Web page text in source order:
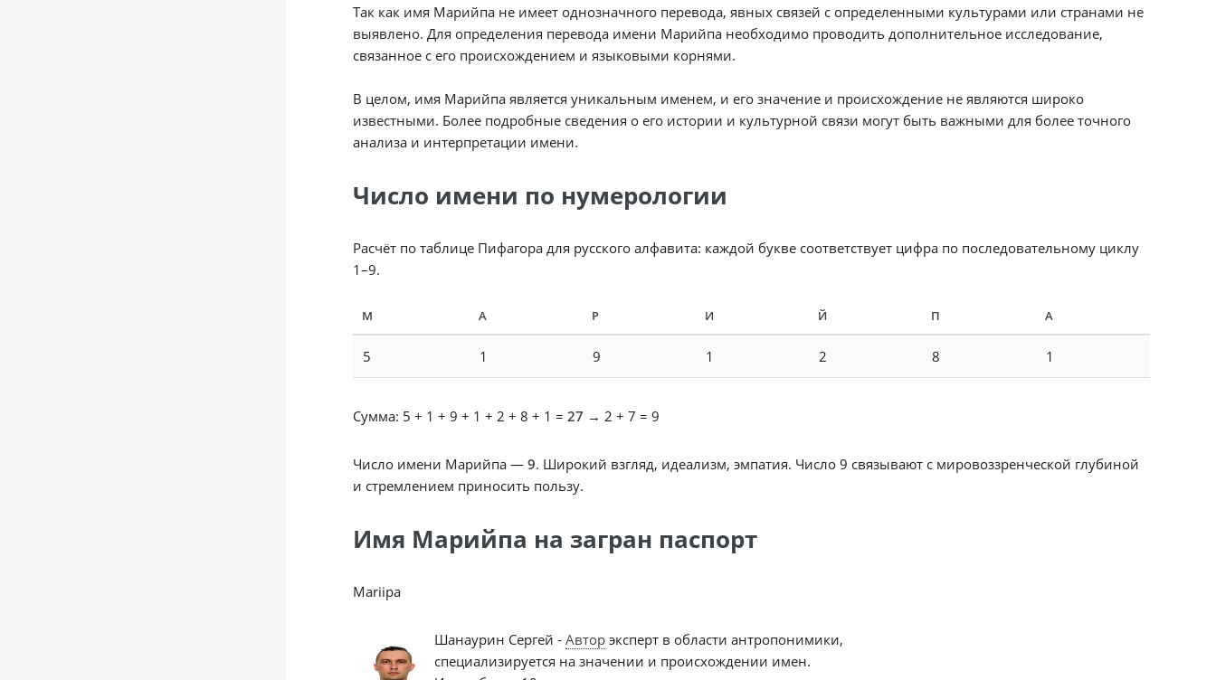
Так как имя Марийпа не имеет однозначного перевода, явных связей с определенными культурами или странами не
выявлено. Для определения перевода имени Марийпа необходимо проводить дополнительное исследование,
связанное с его происхождением и языковыми корнями.
В целом, имя Марийпа является уникальным именем, и его значение и происхождение не являются широко
известными. Более подробные сведения о его истории и культурной связи могут быть важными для более точного
анализа и интерпретации имени.
Число имени по нумерологии
Расчёт по таблице Пифагора для русского алфавита: каждой букве соответствует цифра по последовательному циклу
1–9.
М А Р И Й П А
5 1 9 1 2 8 1
Сумма: 5 + 1 + 9 + 1 + 2 + 8 + 1 = 27 → 2 + 7 = 9
Число имени Марийпа — 9. Широкий взгляд, идеализм, эмпатия. Число 9 связывают с мировоззренческой глубиной
и стремлением приносить пользу.
Имя Марийпа на загран паспорт
Mariipa
Шанаурин Сергей - Авторэксперт в области антропонимики,
специализируется на значении и происхождении имен.